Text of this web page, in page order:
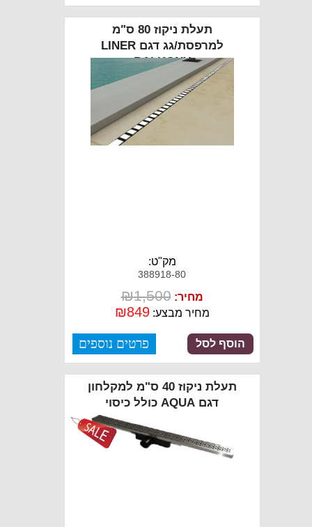
תעלת ניקוז 80 ס"מ
למרפסת/גג דגם LINER
BALKONY
מק"ט:
388918-80
מחיר: ₪1,500
מחיר מבצע: ₪849
פרטים נוספים הוסף לסל
תעלת ניקוז 40 ס"מ למקלחון
דגם AQUA כולל כיסוי